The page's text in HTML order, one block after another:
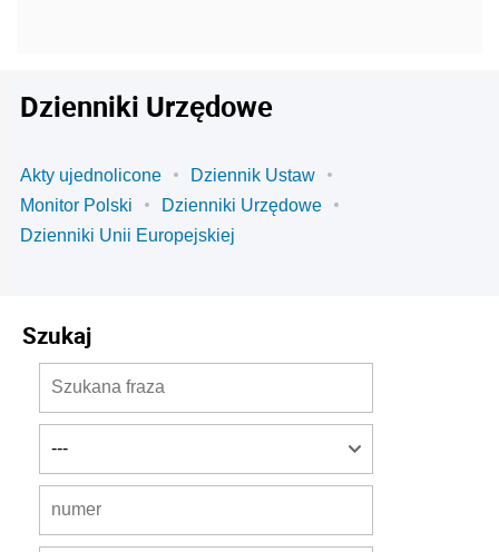
Dzienniki Urzędowe
Akty ujednolicone
Dziennik Ustaw
Monitor Polski
Dzienniki Urzędowe
Dzienniki Unii Europejskiej
Szukaj